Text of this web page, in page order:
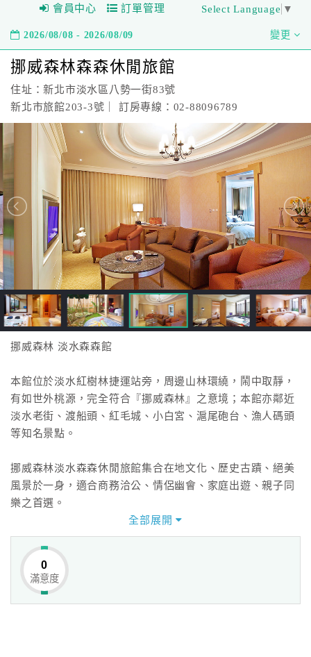
會員中心 訂單管理 Select Language ▼
2026/08/08 - 2026/08/09 變更
挪威森林森森休閒旅館
住址：新北市淡水區八勢一街83號
新北市旅館203-3號｜ 訂房專線：02-88096789
挪威森林 淡水森森館
本館位於淡水紅樹林捷運站旁，周邊山林環繞，鬧中取靜，
有如世外桃源，完全符合『挪威森林』之意境；本館亦鄰近
淡水老街、渡船頭、紅毛城、小白宮、滬尾砲台、漁人碼頭
等知名景點。
挪威森林淡水森森休閒旅館集合在地文化、歷史古蹟、絕美
風景於一身，適合商務洽公、情侶幽會、家庭出遊、親子同
樂之首選。
館內提供七種客房等級；青山森森、藍天森森、白雲森森、
綠水森森、森森雅致、森森家庭、森森精緻，提供不同需求
之旅客，每間客房提供獨立空調、43吋平面電視、隨選影音
全部展開
0
滿意度